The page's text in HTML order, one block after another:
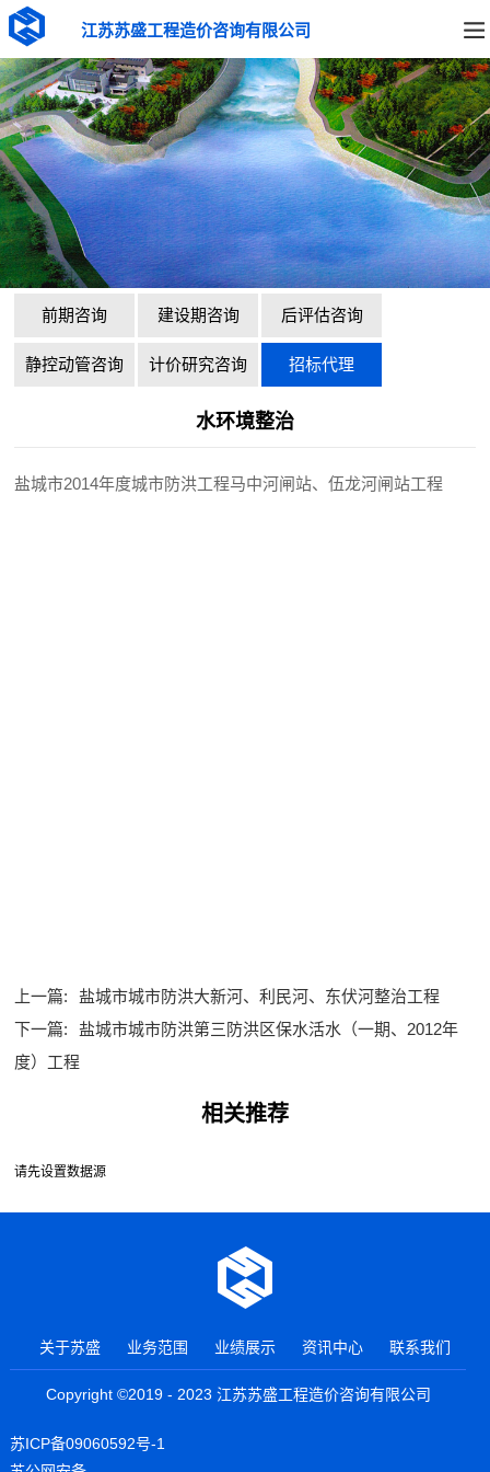
江苏苏盛工程造价咨询有限公司
前期咨询 建设期咨询 后评估咨询
静控动管咨询 计价研究咨询 招标代理
水环境整治
盐城市2014年度城市防洪工程马中河闸站、伍龙河闸站工程
上一篇:
盐城市城市防洪大新河、利民河、东伏河整治工程
下一篇:
盐城市城市防洪第三防洪区保水活水（一期、2012年
度）工程
相关推荐
请先设置数据源
关于苏盛 业务范围 业绩展示 资讯中心 联系我们
Copyright ©2019 - 2023 江苏苏盛工程造价咨询有限公司
苏ICP备09060592号-1